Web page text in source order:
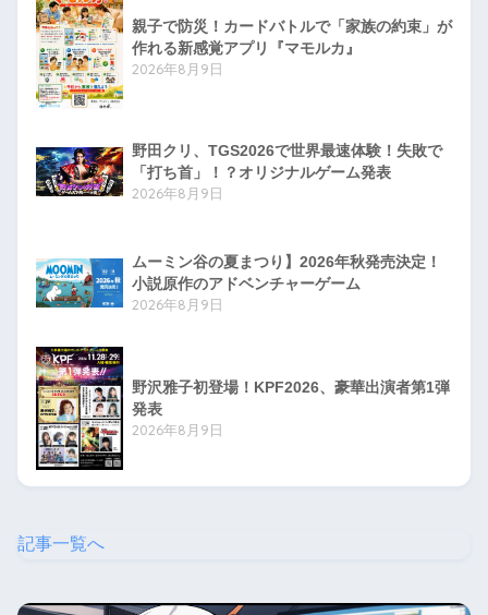
親子で防災！カードバトルで「家族の約束」が
作れる新感覚アプリ『マモルカ』
2026年8月9日
野田クリ、TGS2026で世界最速体験！失敗で
「打ち首」！？オリジナルゲーム発表
2026年8月9日
ムーミン谷の夏まつり】2026年秋発売決定！
小説原作のアドベンチャーゲーム
2026年8月9日
野沢雅子初登場！KPF2026、豪華出演者第1弾
発表
2026年8月9日
記事一覧へ